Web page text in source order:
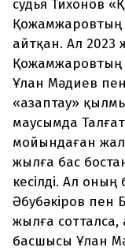
судья Тихонов
айтқан. Ал
Қожамжаровтың
Ұлан Мәдиев
«азаптау»
маусымда
мойындаған
жылға бас
кесілді. Ал
Әбубәкіров пен
жылға
басшысы Ұлан